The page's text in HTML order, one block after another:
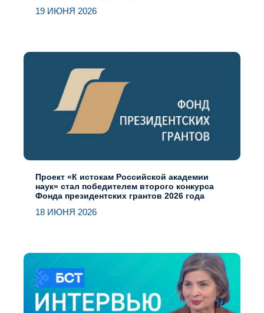
19 ИЮНЯ 2026
Проект «К истокам Российской академии
наук» стал победителем второго конкурса
Фонда президентских грантов 2026 года
18 ИЮНЯ 2026